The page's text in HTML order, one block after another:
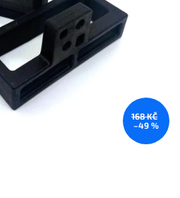
168 KČ
–49 %